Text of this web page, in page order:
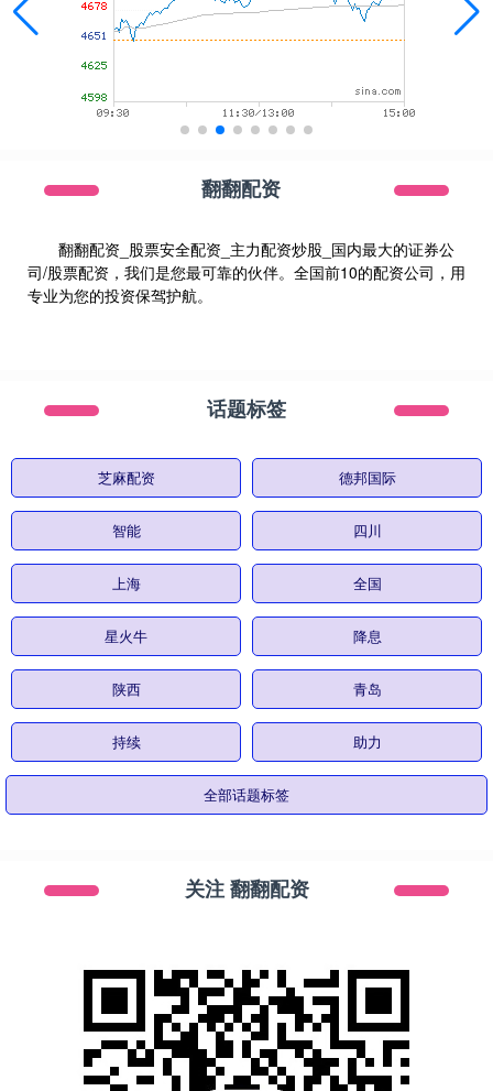
翻翻配资
翻翻配资_股票安全配资_主力配资炒股_国内最大的证券公
司/股票配资，我们是您最可靠的伙伴。全国前10的配资公司，用
专业为您的投资保驾护航。
话题标签
芝麻配资 德邦国际
智能 四川
上海 全国
星火牛 降息
陕西 青岛
持续 助力
全部话题标签
关注 翻翻配资